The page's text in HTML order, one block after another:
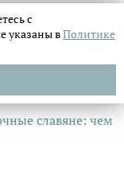
славяне: чем
с
указаны вПолитике